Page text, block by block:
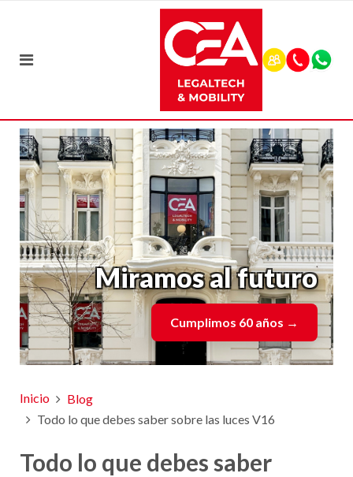
Miramos al futuro
Cumplimos 60 años →
Inicio
Blog
Todo lo que debes saber sobre las luces V16
Todo lo que debes saber